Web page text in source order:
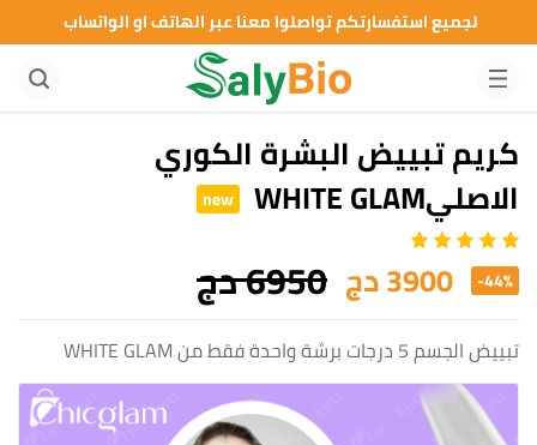
لجميع استفسارتكم تواصلوا معنا عبر الهاتف او الواتساب
كريم تبييض البشرة الكوري
الاصليWHITE GLAM new
-44% 3900 دج 6950 دج
تبييض الجسم 5 درجات برشة واحدة فقط من WHITE GLAM